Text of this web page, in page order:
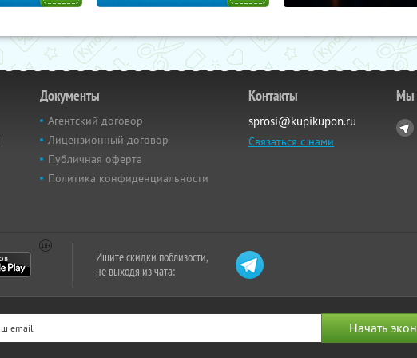
Документы
Агентский договор
Лицензионный договор
Публичная оферта
Политика конфиденциальности
Контакты
sprosi@kupikupon.ru
Связаться с нами
Мы
Ищите скидки поблизости,
не выходя из чата: